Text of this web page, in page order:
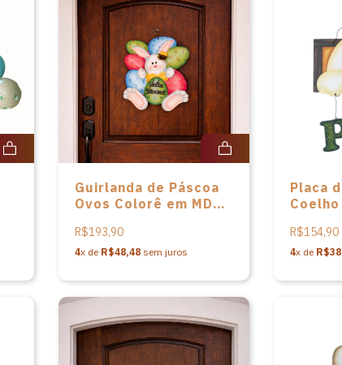
Guirlanda de Páscoa
Ovos Colorê em MDF
R$193,90
4x de R$48,48sem juros
Placa
Coelho
R$154,90
4x de